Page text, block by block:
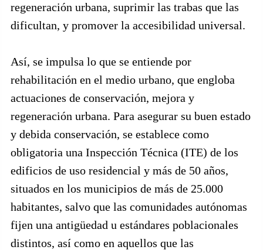
regeneración urbana, suprimir las trabas que las
dificultan, y promover la accesibilidad universal.
Así, se impulsa lo que se entiende por
rehabilitación en el medio urbano, que engloba
actuaciones de conservación, mejora y
regeneración urbana. Para asegurar su buen estado
y debida conservación, se establece como
obligatoria una Inspección Técnica (ITE) de los
edificios de uso residencial y más de 50 años,
situados en los municipios de más de 25.000
habitantes, salvo que las comunidades autónomas
fijen una antigüedad u estándares poblacionales
distintos, así como en aquellos que las